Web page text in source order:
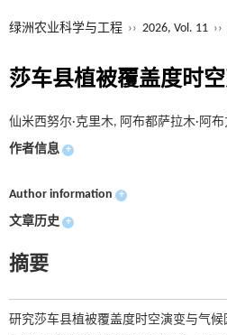
绿洲农业科学与工程 ›› 2026, Vol. 11 ››
莎车县植被覆盖度时
仙米西努尔·克里木, 阿布都萨拉木·阿
作者信息 +
Author information +
文章历史 +
摘要
研究莎车县植被覆盖度时空演变与气